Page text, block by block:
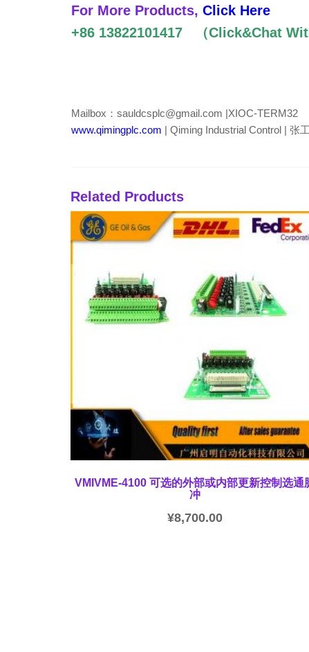
For More Products, Click Here
+86 13822101417 （Click&Chat
Mailbox：sauldcsplc@gmail.com |XIOC-TERM32
www.qimingplc.com | Qiming Industrial Control | 张
Related Products
VMIVME-4100 可选的外部或内部更新控制选通
冲
¥8,700.00